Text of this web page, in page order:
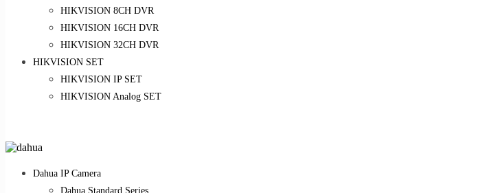
HIKVISION 8CH DVR
HIKVISION 16CH DVR
HIKVISION 32CH DVR
HIKVISION SET
HIKVISION IP SET
HIKVISION Analog SET
Dahua IP Camera
Dahua Standard Series